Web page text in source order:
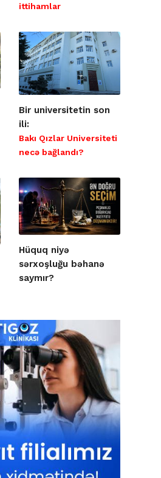
ittihamlar
Bir universitetin son
ili:
Bakı Qızlar Universiteti
necə bağlandı?
Hüquq niyə
sərxoşluğu bəhanə
saymır?